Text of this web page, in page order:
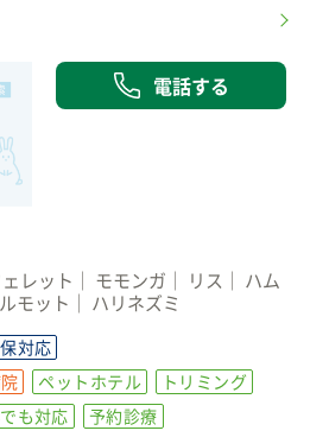
電話する
レット モモンガ リス
ハム
モット ハリネズミ
対応
ペットホテル
トリミング
も対応
予約診療